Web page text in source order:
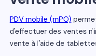
PDV mobile (mPO)
d'effectuer des ventes
vente à l'aide de